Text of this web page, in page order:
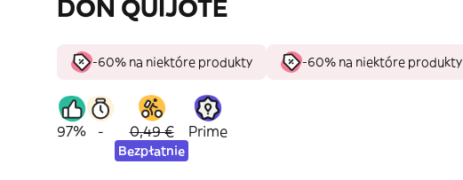
DON QUIJOTE
-60% na niektóre produkty -60% na niektóre produkty
97% - 0,49 €
Bezpłatnie
Prime